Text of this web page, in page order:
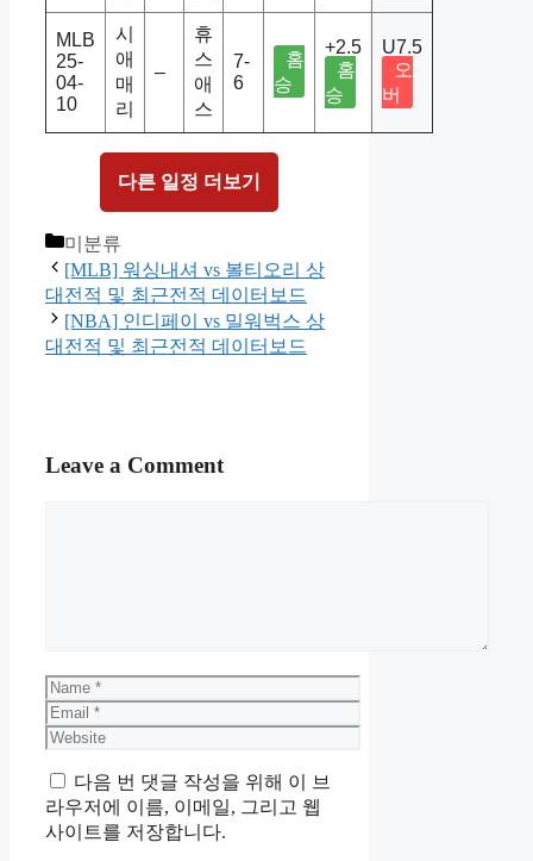
MLB
25-
04-
10
시
애
매
리
–
휴
스
애
스
7-
6
홈
승
+2.5
홈
승
U7.5
오
버
다른 일정 더보기
Categories
미분류
[MLB] 워싱내셔 vs 볼티오리 상
대전적 및 최근전적 데이터보드
[NBA] 인디페이 vs 밀워벅스 상
대전적 및 최근전적 데이터보드
Leave a Comment
Name
Email
Website
다음 번 댓글 작성을 위해 이 브
라우저에 이름, 이메일, 그리고 웹
사이트를 저장합니다.